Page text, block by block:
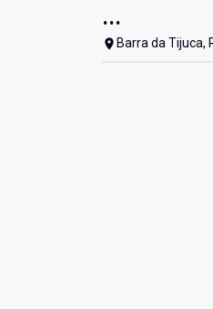
...
Barra da Tijuca,